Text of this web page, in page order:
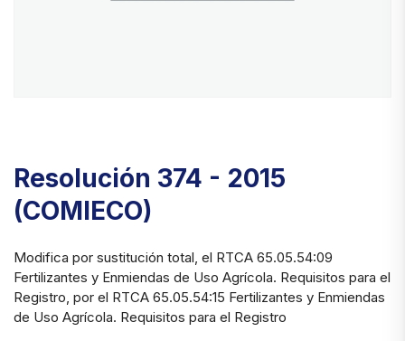
Resolución 374 - 2015
(COMIECO)
Modifica por sustitución total, el RTCA 65.05.54:09
Fertilizantes y Enmiendas de Uso Agrícola. Requisitos para el
Registro, por el RTCA 65.05.54:15 Fertilizantes y Enmiendas
de Uso Agrícola. Requisitos para el Registro